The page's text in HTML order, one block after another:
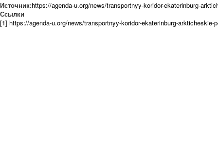
Источник:https://agenda-u.org/news/transportnyy-koridor-ekaterinburg-
Ссылки
[1] https://agenda-u.org/news/transportnyy-koridor-ekaterinburg-arkticheskie-